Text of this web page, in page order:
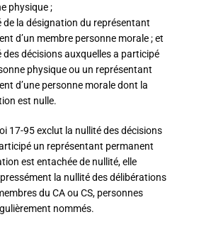
physique ;
de la désignation du représentant
d’un membre personne morale ; et
des décisions auxquelles a participé
physique ou un représentant
d’une personne morale dont la
est nulle.
17-95 exclut la nullité des décisions
un représentant permanent
est entachée de nullité, elle
la nullité des délibérations
du CA ou CS, personnes
nommés.